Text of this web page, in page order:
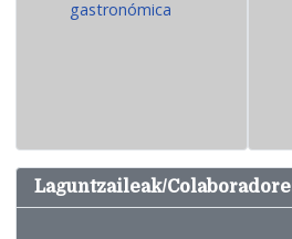
gastronómica
Laguntzaileak/